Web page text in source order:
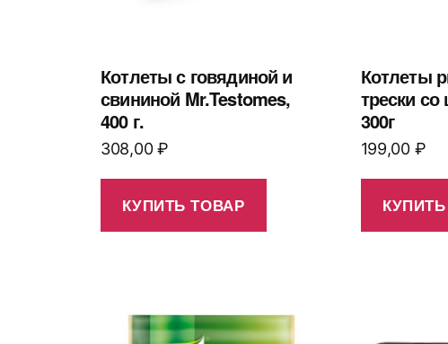
Котлеты с говядиной и
свининой Mr.Testomes,
400 г.
308,00₽
КУПИТЬ ТОВАР
Котлеты
трески
300г
199,00 ₽